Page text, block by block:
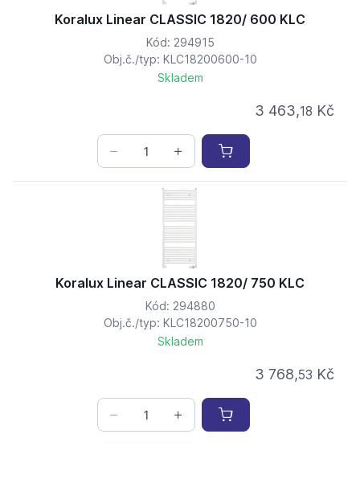
Koralux Linear CLASSIC 1820/ 600 KLC
Kód: 294915
Obj.č./typ: KLC18200600-10
Skladem
3 463,18 Kč
Koralux Linear CLASSIC 1820/ 750 KLC
Kód: 294880
Obj.č./typ: KLC18200750-10
Skladem
3 768,53 Kč